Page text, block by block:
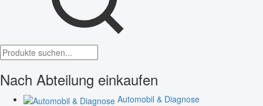
Nach Abteilung einkaufen
Automobil & Diagnose